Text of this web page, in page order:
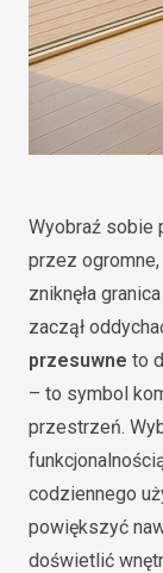
Wyobraź sobie
przez
zniknęła
zaczął
przesuwne to
– to symbol
przestrzeń.
codziennego
powiększyć
doświetlić